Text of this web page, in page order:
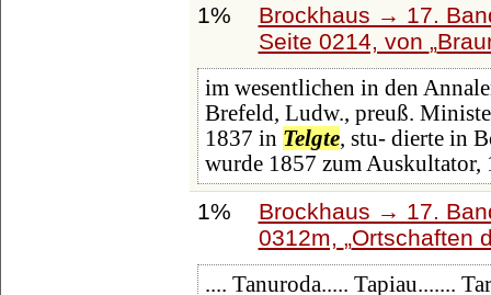
1%
Brockhaus → 17.
Seite 0214, von
im wesentlichen in den
Brefeld, Ludw., preuß.
1837 in Telgte, stu- dierte in
wurde 1857 zum Auskultator,
1%
Brockhaus → 17.
0312m,
Ortschaften
.... Tanuroda..... Tapiau.......